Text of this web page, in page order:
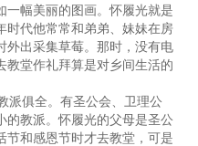
一幅美丽的图画。怀履光就是
时代他常常和弟弟、妹妹在房
外出采集草莓。那时，没有电
教堂作礼拜算是对乡间生活的
俱全。有圣公会、卫理公
的教派。怀履光的父母是圣公
节和感恩节时才去教堂，可是